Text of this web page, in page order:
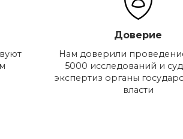
Доверие
Нам доверили
5000 исследований и
экспертиз органы
власти